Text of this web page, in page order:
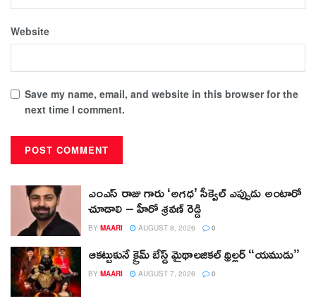
Website
Save my name, email, and website in this browser for the
next time I comment.
ఎంఎస్ రాజు గారు ‘అగధ’ సీక్వెల్ ఎప్పుడు అంటారో
చూడాలి – హీరో శ్రవణ్ రెడ్డి
BY MAARI AUGUST 8, 2026 0
ఆకట్టుకునే క్రైమ్ బేస్డ్ మైథాలజికల్ థ్రిల్లర్ “యముడు”
BY MAARI AUGUST 7, 2026 0